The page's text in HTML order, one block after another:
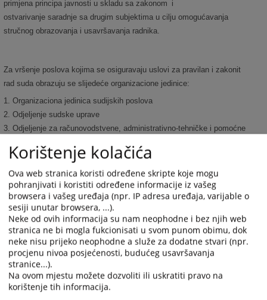
primjena principa javnosti u skladu sa zakonom i
ostvarivanje saradnje sa drugim subjektima u cilju omogućavanja
stručnog obrazovanja i usavršavanja radnika.
Za vršenje poslova kojima se osiguravaju uslovi za pravilan i zakonit
rad suda obrazuju se slijedeće organizacione jedinice:
1. Organizaciona jedinica sudijskih poslova
2. Odjeljenje sudske uprave
3. Odjeljenje za računovodstvene, administrativno-tehničke i pomoćne
Poslove iz djelokruga rada organizacione jedinice sudijskih poslova
obavljaju:
a) Krivično odjeljenje,
b) Građansko odjeljenje (parnični, vanparnični i izvršni referat),
c) Prekršajno odjeljenje.
Više informacija možete naći u Pravilniku o unutrašnjoj organizaciji i
sistematizaciji radnih mjesta u Osnovnom sudu u Gradišci, a koji se
nalazi u "Akti suda".
Korištenje kolačića
Ova web stranica koristi određene skripte koje mogu
pohranjivati i koristiti određene informacije iz vašeg
browsera i vašeg uređaja (npr. IP adresa uređaja, varijable o
sesiji unutar browsera, ...).
Neke od ovih informacija su nam neophodne i bez njih web
stranica ne bi mogla fukcionisati u svom punom obimu, dok
neke nisu prijeko neophodne a služe za dodatne stvari (npr.
procjenu nivoa posjećenosti, budućeg usavršavanja
stranice...).
Na ovom mjestu možete dozvoliti ili uskratiti pravo na
korištenje tih informacija.